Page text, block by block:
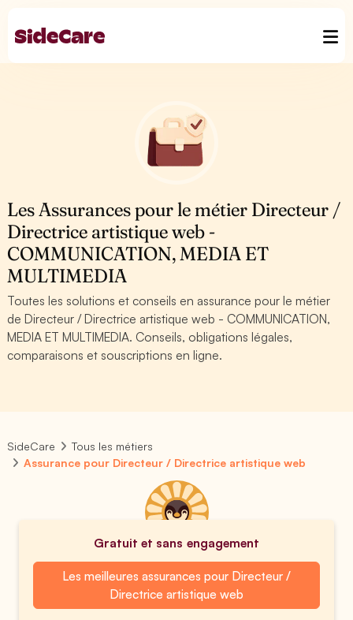
Les Assurances pour le métier Directeur /
Directrice artistique web -
COMMUNICATION, MEDIA ET
MULTIMEDIA
Toutes les solutions et conseils en assurance pour le métier
de Directeur / Directrice artistique web - COMMUNICATION,
MEDIA ET MULTIMEDIA. Conseils, obligations légales,
comparaisons et souscriptions en ligne.
SideCare
Tous les métiers
Assurance pour Directeur / Directrice artistique web
Gratuit et sans engagement
Les meilleures assurances pour Directeur /
Directrice artistique web